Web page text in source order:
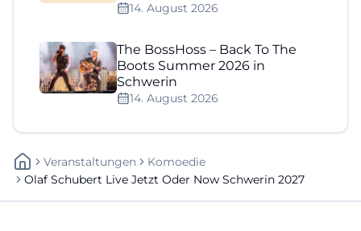
14. August 2026
The BossHoss – Back To The
Boots Summer 2026 in
Schwerin
14. August 2026
Veranstaltungen
Komoedie
Olaf Schubert Live Jetzt Oder Now Schwerin 2027